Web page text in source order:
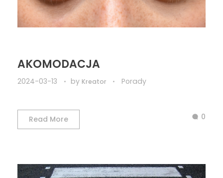
AKOMODACJA
2024-03-13 by Kreator Porady
Read More 0